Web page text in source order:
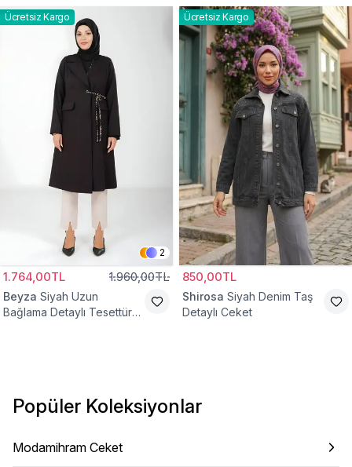
Ücretsiz Kargo
2
1.764,00TL 1.960,00TL
Beyza Siyah Uzun
Bağlama Detaylı Tesettür
Ücretsiz Kargo
850,00TL
Shirosa Siyah Denim Taş
Detaylı Ceket
Popüler Koleksiyonlar
Modamihram Ceket